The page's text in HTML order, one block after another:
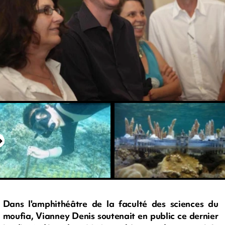
Dans l'amphithéâtre de la faculté des sciences du
moufia, Vianney Denis soutenait en public ce dernier